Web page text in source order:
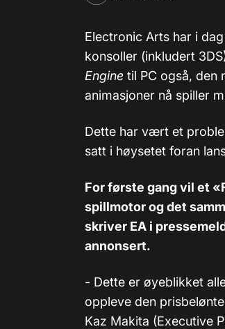
Electronic Arts har i
konsoller (inkludert
Engine til PC også, den
animasjoner nå spiller
Dette har vært et
satt i høysetet foran
For første gang vil et
spillmotor og det
skriver EA i
annonsert.
- Dette er øyeblikket
oppleve den
Kaz Makita (Executive